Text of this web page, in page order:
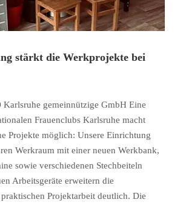
stärkt die Werkprojekte bei
gemeinnützige GmbH Eine
Frauenclubs Karlsruhe macht
Projekte möglich: Unsere Einrichtung
Werkraum mit einer neuen Werkbank,
sowie verschiedenen Stechbeiteln
Arbeitsgeräte erweitern die
Projektarbeit deutlich. Die